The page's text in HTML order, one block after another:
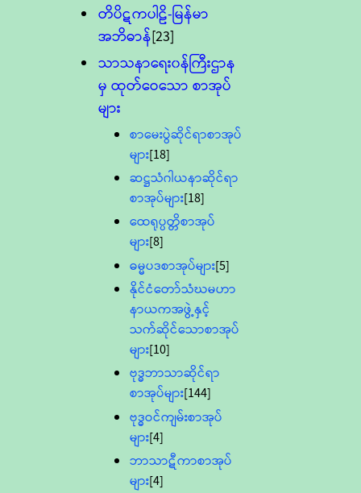
တိပိဋကပါဠိ-မြန်မာ
အဘိဓာန်[23]
သာသနာရေး၀န်ကြီးဌာန
မှ ထုတ်ဝေသော စာအုပ်
များ
စာမေးပွဲဆိုင်ရာစာအုပ်
များ[18]
ဆဋ္ဌသံဂါယနာဆိုင်ရာ
စာအုပ်များ[18]
ထေရုပ္ပတ္တိစာအုပ်
များ[8]
ဓမ္မပဒစာအုပ်များ[5]
နိုင်ငံတော်သံဃမဟာ
နာယကအဖွဲ့နှင့်
သက်ဆိုင်သောစာအုပ်
များ[10]
ဗုဒ္ဓဘာသာဆိုင်ရာ
စာအုပ်များ[144]
ဗုဒ္ဓဝင်ကျမ်းစာအုပ်
များ[4]
ဘာသာဋီကာစာအုပ်
များ[4]